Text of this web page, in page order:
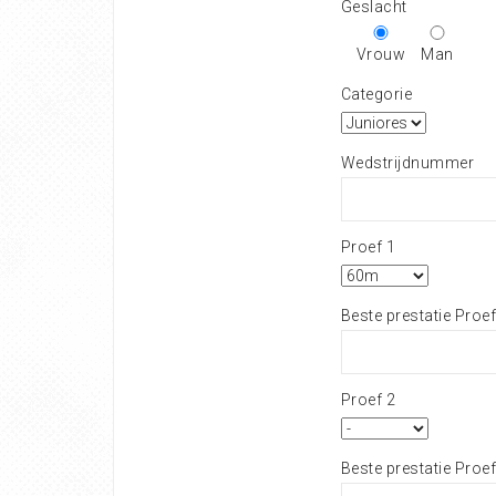
Geslacht
Vrouw Man
Categorie
Wedstrijdnummer
Proef 1
Beste prestatie
Proef 2
Beste prestatie